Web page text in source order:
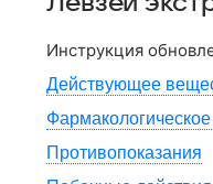
Инструкция
Действующее
Противопоказания